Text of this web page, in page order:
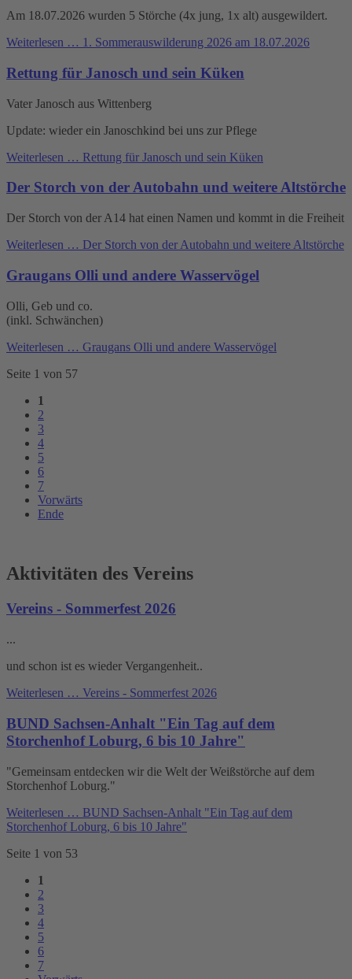
Am 18.07.2026 wurden 5 Störche (4x jung, 1x alt) ausgewildert.
Weiterlesen … 1. Sommerauswilderung 2026 am 18.07.2026
Rettung für Janosch und sein Küken
Vater Janosch aus Wittenberg
Update: wieder ein Janoschkind bei uns zur Pflege
Weiterlesen … Rettung für Janosch und sein Küken
Der Storch von der Autobahn und weitere Altstörche
Der Storch von der A14 hat einen Namen und kommt in die Freiheit
Weiterlesen … Der Storch von der Autobahn und weitere Altstörche
Graugans Olli und andere Wasservögel
Olli, Geb und co.
(inkl. Schwänchen)
Weiterlesen … Graugans Olli und andere Wasservögel
Seite 1 von 57
1
2
3
4
5
6
7
Vorwärts
Ende
Aktivitäten des Vereins
Vereins - Sommerfest 2026
...
und schon ist es wieder Vergangenheit..
Weiterlesen … Vereins - Sommerfest 2026
BUND Sachsen-Anhalt "Ein Tag auf dem
Storchenhof Loburg, 6 bis 10 Jahre"
"Gemeinsam entdecken wir die Welt der Weißstörche auf dem
Storchenhof Loburg."
Weiterlesen … BUND Sachsen-Anhalt "Ein Tag auf dem
Storchenhof Loburg, 6 bis 10 Jahre"
Seite 1 von 53
1
2
3
4
5
6
7